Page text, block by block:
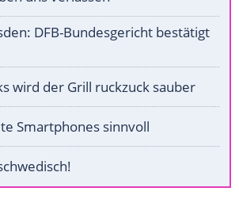
DFB-Bundesgericht bestätigt
wird der Grill ruckzuck sauber
Smartphones sinnvoll